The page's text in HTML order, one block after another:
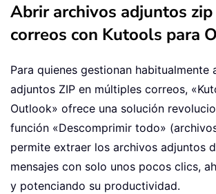
Abrir archivos adjuntos
correos con Kutools para
Para quienes gestionan habitualmente
adjuntos ZIP en múltiples correos,
Outlook» ofrece una solución
función «Descomprimir todo»
permite extraer los archivos adjuntos
mensajes con solo unos pocos clics,
y potenciando su productividad.